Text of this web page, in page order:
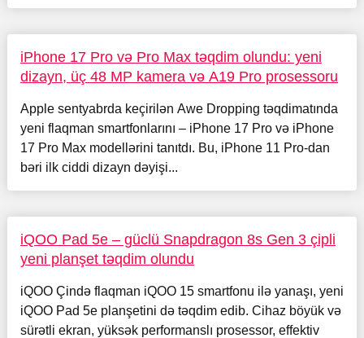
iPhone 17 Pro və Pro Max təqdim olundu: yeni
dizayn, üç 48 MP kamera və A19 Pro prosessoru
Apple sentyabrda keçirilən Awe Dropping təqdimatında
yeni flaqman smartfonlarını – iPhone 17 Pro və iPhone
17 Pro Max modellərini tanıtdı. Bu, iPhone 11 Pro-dan
bəri ilk ciddi dizayn dəyişi...
iQOO Pad 5e – güclü Snapdragon 8s Gen 3 çipli
yeni planşet təqdim olundu
iQOO Çində flaqman iQOO 15 smartfonu ilə yanaşı, yeni
iQOO Pad 5e planşetini də təqdim edib. Cihaz böyük və
sürətli ekran, yüksək performanslı prosessor, effektiv